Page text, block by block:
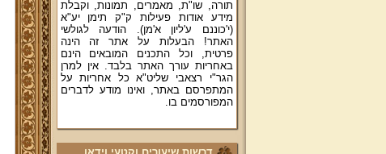
מידע אודות פעילות ק"ק תימן יע"א
(י'כוננם ע'ליון א'מן). הודעה לגולשי
האתר! הבעלות על אתר זה הינה
פרטית, וכל התכנים המובאים הינם
באחריות עורך האתר בלבד. אין למרן
הגר"י רצאבי שליט"א כל אחריות על
המתפרסם באתר, ואינו מודע לדברים
המפורסמים בו.
פניה נרגשת אל אחינו בני עדת תימן